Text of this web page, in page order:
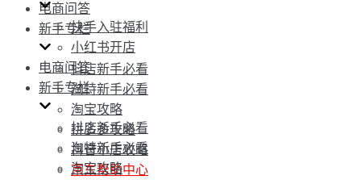
电商问答
新手专栏
抖店新手必看
淘特新手必看
淘宝攻略
拼多多攻略
抖音小店攻略
京东帮助中心
快手入驻福利
小红书开店
电商问答
新手专栏
抖店新手必看
淘特新手必看
淘宝攻略